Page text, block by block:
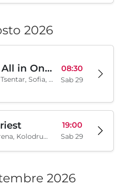
2026
DEV.BG All in One 2026
Inter Ekspo Tsentar, Sofia, BG
08:30
Sab 29
Vidas Art Arena, Kolodrum, Borisova gradina, Sofia, BG
19:00
Sab 29
2026